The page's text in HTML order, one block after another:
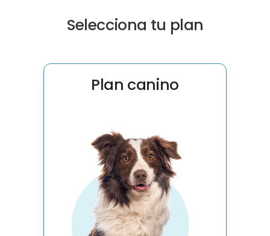
Selecciona tu plan
Plan canino